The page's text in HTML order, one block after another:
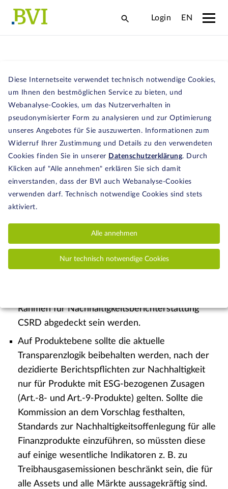
Login EN
BVI zur Überprüfung der
SFDR
Im Rahmen der EU-Konsultation zur
Überprüfung der EU-Offenlegungsverordnung
(SFDR) haben wir eine umfangreiche
Stellungnahmemit folgenden Schwerpunkten
eingereicht:
Die Offenlegungspflichten auf
Gesellschaftsebene in der SFDR sollten
Rahmen für Nachhaltigkeitsberichterstattung
CSRD abgedeckt sein werden.
Auf Produktebene sollte die aktuelle
Transparenzlogik beibehalten werden, nach der
dezidierte Berichtspflichten zur Nachhaltigkeit
nur für Produkte mit ESG-bezogenen Zusagen
(Art.-8- und Art.-9-Produkte) gelten. Sollte die
Kommission an dem Vorschlag festhalten,
Standards zur Nachhaltigkeitsoffenlegung für alle
Finanzprodukte einzuführen, so müssten diese
auf einige wesentliche Indikatoren z. B. zu
Treibhausgasemissionen beschränkt sein, die für
alle Assets und alle Märkte aussagekräftig sind.
Diese Internetseite verwendet technisch notwendige Cookies,
um Ihnen den bestmöglichen Service zu bieten, und
Webanalyse-Cookies, um das Nutzerverhalten in
pseudonymisierter Form zu analysieren und zur Optimierung
unseres Angebotes für Sie auszuwerten. Informationen zum
Widerruf Ihrer Zustimmung und Details zu den verwendeten
Cookies finden Sie in unserer Datenschutzerklärung. Durch
Klicken auf "Alle annehmen" erklären Sie sich damit
einverstanden, dass der BVI auch Webanalyse-Cookies
verwenden darf. Technisch notwendige Cookies sind stets
aktiviert.
Nur technisch notwendige Cookies
Alle annehmen